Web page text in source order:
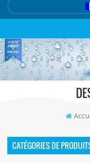
CATÉGORIES DE